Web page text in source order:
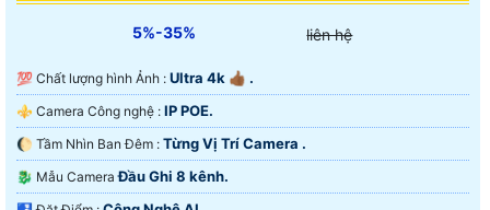
5%-35% liên hệ
💯 Chất lượng hình Ảnh : Ultra 4k 👍🏾 .
⚜️ Camera Công nghệ : IP POE.
🌔 Tầm Nhìn Ban Đêm : Từng Vị Trí Camera .
🐉️ Mẫu CameraĐầu Ghi 8 kênh.